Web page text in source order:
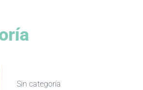
Sin categoría